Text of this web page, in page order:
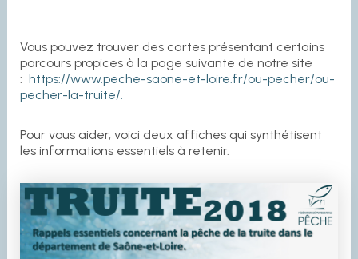
Vous pouvez trouver des cartes présentant certains
parcours propices à la page suivante de notre site
: https://www.peche-saone-et-loire.fr/ou-pecher/ou-
pecher-la-truite/.
Pour vous aider, voici deux affiches qui synthétisent
les informations essentiels à retenir.